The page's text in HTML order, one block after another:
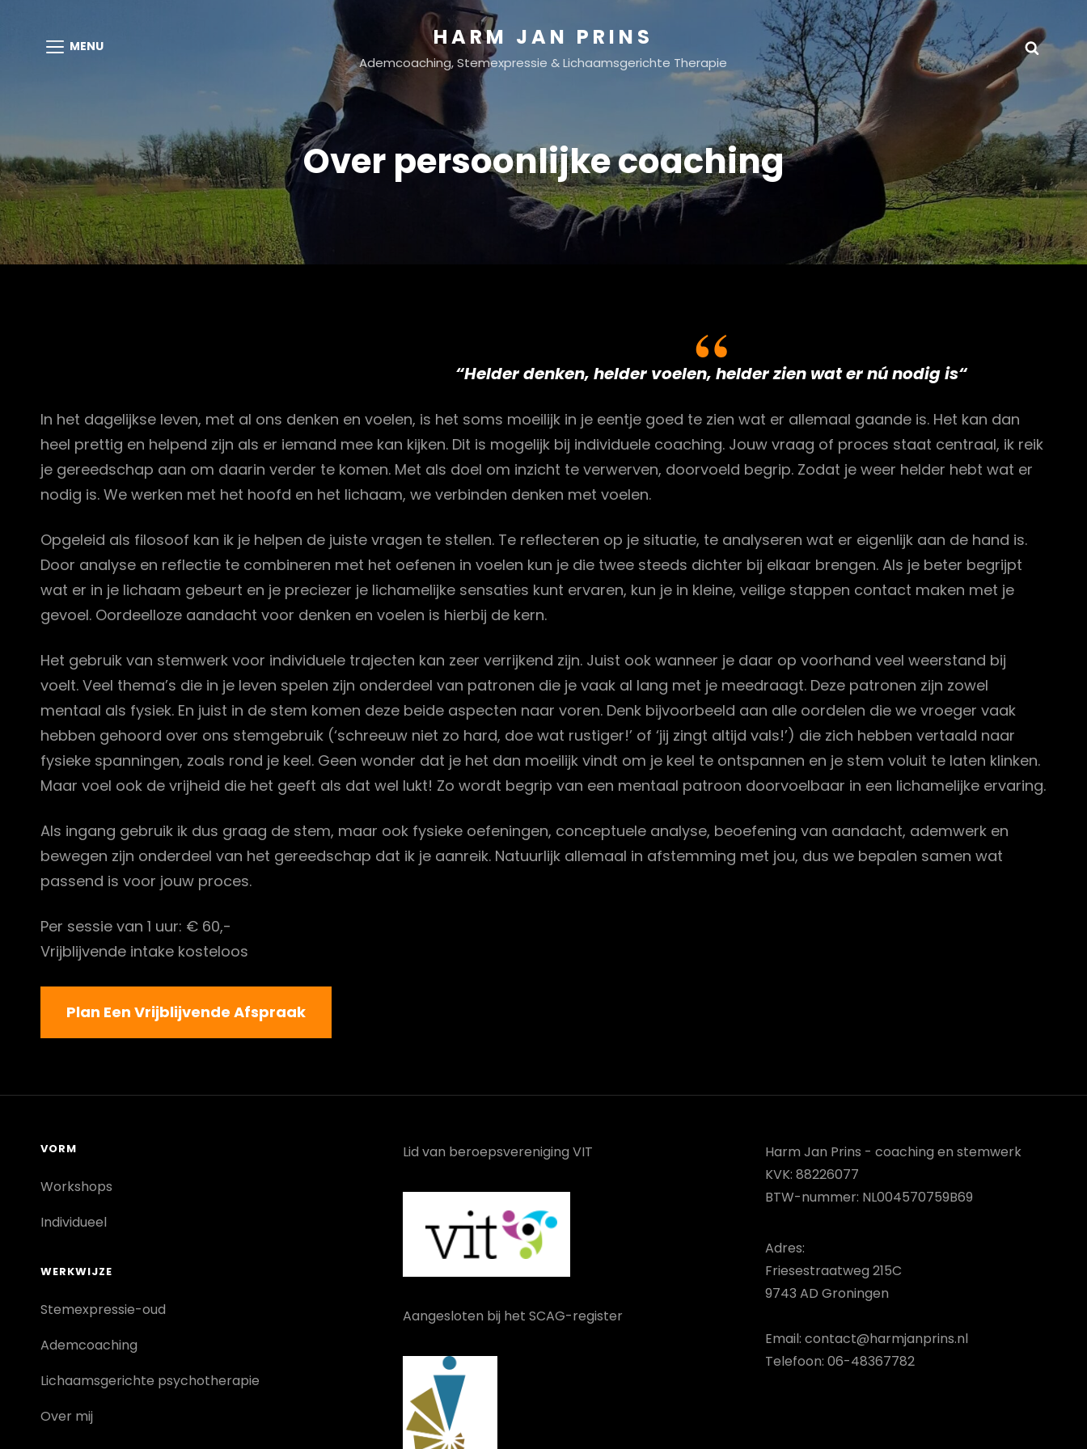
MENU HARM JAN PRINS
Ademcoaching, Stemexpressie & Lichaamsgerichte Therapie
Over persoonlijke coaching
“Helder denken, helder voelen, helder zien wat er nú nodig is“
In het dagelijkse leven, met al ons denken en voelen, is het soms moeilijk in je eentje goed te zien wat er allemaal gaande is. Het kan dan
heel prettig en helpend zijn als er iemand mee kan kijken. Dit is mogelijk bij individuele coaching. Jouw vraag of proces staat centraal, ik reik
je gereedschap aan om daarin verder te komen. Met als doel om inzicht te verwerven, doorvoeld begrip. Zodat je weer helder hebt wat er
nodig is. We werken met het hoofd en het lichaam, we verbinden denken met voelen.
Opgeleid als filosoof kan ik je helpen de juiste vragen te stellen. Te reflecteren op je situatie, te analyseren wat er eigenlijk aan de hand is.
Door analyse en reflectie te combineren met het oefenen in voelen kun je die twee steeds dichter bij elkaar brengen. Als je beter begrijpt
wat er in je lichaam gebeurt en je preciezer je lichamelijke sensaties kunt ervaren, kun je in kleine, veilige stappen contact maken met je
gevoel. Oordeelloze aandacht voor denken en voelen is hierbij de kern.
Het gebruik van stemwerk voor individuele trajecten kan zeer verrijkend zijn. Juist ook wanneer je daar op voorhand veel weerstand bij
voelt. Veel thema’s die in je leven spelen zijn onderdeel van patronen die je vaak al lang met je meedraagt. Deze patronen zijn zowel
mentaal als fysiek. En juist in de stem komen deze beide aspecten naar voren. Denk bijvoorbeeld aan alle oordelen die we vroeger vaak
hebben gehoord over ons stemgebruik (‘schreeuw niet zo hard, doe wat rustiger!’ of ‘jij zingt altijd vals!’) die zich hebben vertaald naar
fysieke spanningen, zoals rond je keel. Geen wonder dat je het dan moeilijk vindt om je keel te ontspannen en je stem voluit te laten klinken.
Maar voel ook de vrijheid die het geeft als dat wel lukt! Zo wordt begrip van een mentaal patroon doorvoelbaar in een lichamelijke ervaring.
Als ingang gebruik ik dus graag de stem, maar ook fysieke oefeningen, conceptuele analyse, beoefening van aandacht, ademwerk en
bewegen zijn onderdeel van het gereedschap dat ik je aanreik. Natuurlijk allemaal in afstemming met jou, dus we bepalen samen wat
passend is voor jouw proces.
Per sessie van 1 uur: € 60,-
Vrijblijvende intake kosteloos
Plan Een Vrijblijvende Afspraak
VORM
Workshops
Individueel
WERKWIJZE
Stemexpressie-oud
Ademcoaching
Lichaamsgerichte psychotherapie
Over mij
Lid van beroepsvereniging VIT
Aangesloten bij het SCAG-register
Harm Jan Prins - coaching en stemwerk
KVK: 88226077
BTW-nummer: NL004570759B69
Adres:
Friesestraatweg 215C
9743 AD Groningen
Email: contact@harmjanprins.nl
Telefoon: 06-48367782